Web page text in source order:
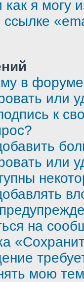
я могу
в
или
к
или
на
мою